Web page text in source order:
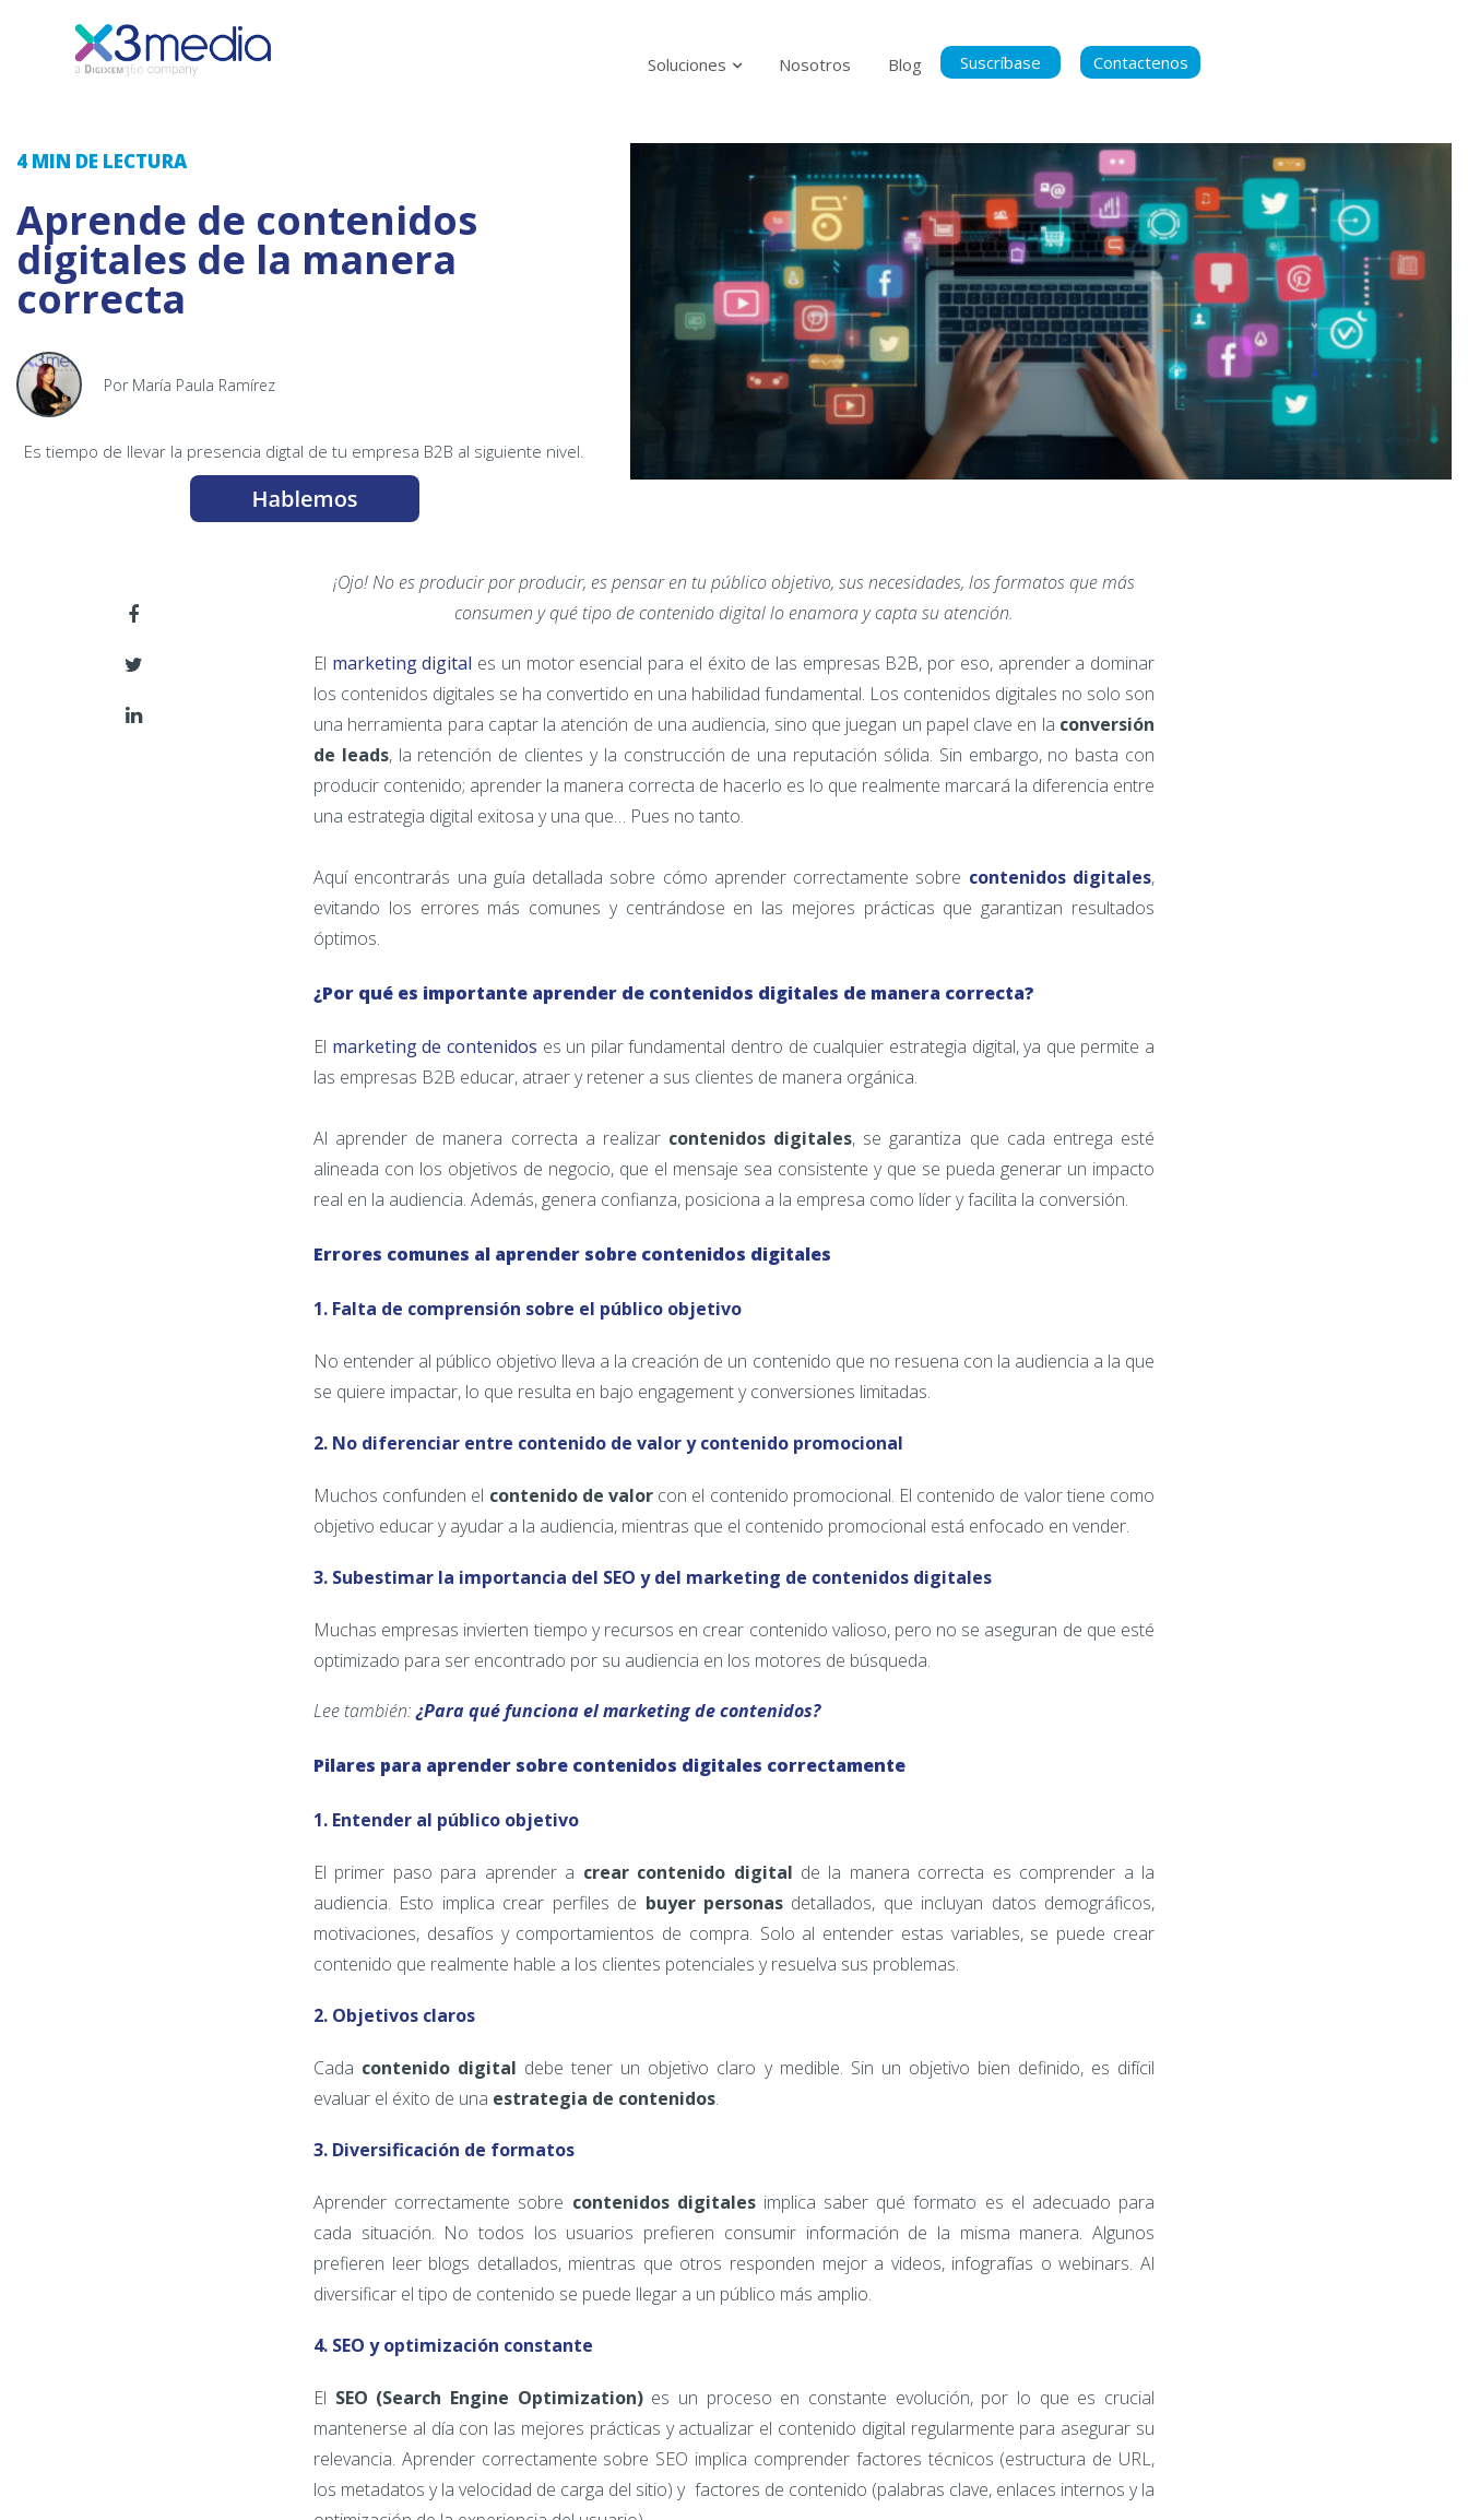
Soluciones Nosotros Blog Suscríbase
al tanto del contenido nuevo
Politica Privacidad
Acepto la Política de Privacidad
Contactenos
4 MIN DE LECTURA
Aprende de contenidos
digitales de la manera
correcta
Por María Paula Ramírez
Es tiempo de llevar la presencia digtal de tu empresa B2B al siguiente nivel.
¡Ojo! No es producir por producir, es pensar en tu público objetivo, sus necesidades, los formatos que más
consumen y qué tipo de contenido digital lo enamora y capta su atención.
El marketing digital es un motor esencial para el éxito de las empresas B2B, por eso, aprender a dominar
los contenidos digitales se ha convertido en una habilidad fundamental. Los contenidos digitales no solo son
una herramienta para captar la atención de una audiencia, sino que juegan un papel clave en la conversión
de leads, la retención de clientes y la construcción de una reputación sólida. Sin embargo, no basta con
producir contenido; aprender la manera correcta de hacerlo es lo que realmente marcará la diferencia entre
una estrategia digital exitosa y una que… Pues no tanto.
Aquí encontrarás una guía detallada sobre cómo aprender correctamente sobre contenidos digitales,
evitando los errores más comunes y centrándose en las mejores prácticas que garantizan resultados
óptimos.
¿Por qué es importante aprender de contenidos digitales de manera correcta?
El marketing de contenidos es un pilar fundamental dentro de cualquier estrategia digital, ya que permite a
las empresas B2B educar, atraer y retener a sus clientes de manera orgánica.
Al aprender de manera correcta a realizar contenidos digitales, se garantiza que cada entrega esté
alineada con los objetivos de negocio, que el mensaje sea consistente y que se pueda generar un impacto
real en la audiencia. Además, genera confianza, posiciona a la empresa como líder y facilita la conversión.
Errores comunes al aprender sobre contenidos digitales
1. Falta de comprensión sobre el público objetivo
No entender al público objetivo lleva a la creación de un contenido que no resuena con la audiencia a la que
se quiere impactar, lo que resulta en bajo engagement y conversiones limitadas.
2. No diferenciar entre contenido de valor y contenido promocional
Muchos confunden el contenido de valor con el contenido promocional. El contenido de valor tiene como
objetivo educar y ayudar a la audiencia, mientras que el contenido promocional está enfocado en vender.
3. Subestimar la importancia del SEO y del marketing de contenidos digitales
Muchas empresas invierten tiempo y recursos en crear contenido valioso, pero no se aseguran de que esté
optimizado para ser encontrado por su audiencia en los motores de búsqueda.
Lee también:¿Para qué funciona el marketing de contenidos?
Pilares para aprender sobre contenidos digitales correctamente
1. Entender al público objetivo
El primer paso para aprender a crear contenido digital de la manera correcta es comprender a la
audiencia. Esto implica crear perfiles de buyer personas detallados, que incluyan datos demográficos,
motivaciones, desafíos y comportamientos de compra. Solo al entender estas variables, se puede crear
contenido que realmente hable a los clientes potenciales y resuelva sus problemas.
2. Objetivos claros
Cada contenido digital debe tener un objetivo claro y medible. Sin un objetivo bien definido, es difícil
evaluar el éxito de una estrategia de contenidos.
3. Diversificación de formatos
Aprender correctamente sobre contenidos digitalesimplica saber qué formato es el adecuado para
cada situación. No todos los usuarios prefieren consumir información de la misma manera. Algunos
prefieren leer blogs detallados, mientras que otros responden mejor a videos, infografías o webinars. Al
diversificar el tipo de contenido se puede llegar a un público más amplio.
4. SEO y optimización constante
El SEO (Search Engine Optimization)es un proceso en constante evolución, por lo que es crucial
mantenerse al día con las mejores prácticas y actualizar el contenido digital regularmente para asegurar su
relevancia. Aprender correctamente sobre SEO implica comprender factores técnicos (estructura de URL,
los metadatos y la velocidad de carga del sitio) y factores de contenido (palabras clave, enlaces internos y la